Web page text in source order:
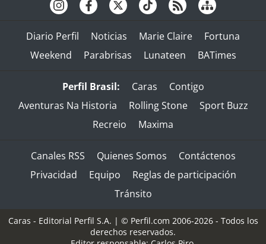
Diario Perfil Noticias Marie Claire
Fortuna
Weekend
Parabrisas Lunateen BATimes
Perfil Brasil: Caras
Contigo
Aventuras Na Historia
Rolling Stone
Sport Buzz
Recreio
Maxima
Canales RSS Quienes Somos
Contáctenos
Privacidad
Equipo
Reglas de participación
Tránsito
Caras - Editorial Perfil S.A. | © Perfil.com 2006-2026 - Todos los
derechos reservados.